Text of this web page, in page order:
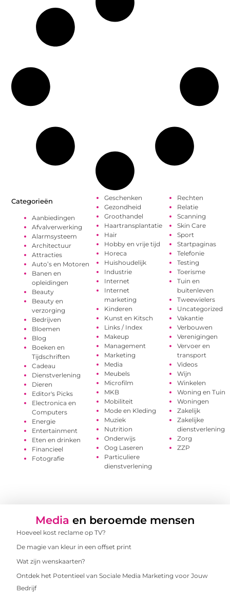
Categorieën
Aanbiedingen
Afvalverwerking
Alarmsysteem
Architectuur
Attracties
Auto’s en Motoren
Banen en
opleidingen
Beauty
Beauty en
verzorging
Bedrijven
Bloemen
Blog
Boeken en
Tijdschriften
Cadeau
Dienstverlening
Dieren
Editor's Picks
Electronica en
Computers
Energie
Entertainment
Eten en drinken
Financieel
Fotografie
Geschenken
Gezondheid
Groothandel
Haartransplantatie
Hair
Hobby en vrije tijd
Horeca
Huishoudelijk
Industrie
Internet
Internet
marketing
Kinderen
Kunst en Kitsch
Links / Index
Makeup
Management
Marketing
Media
Meubels
Microfilm
MKB
Mobiliteit
Mode en Kleding
Muziek
Nutrition
Onderwijs
Oog Laseren
Particuliere
dienstverlening
Rechten
Relatie
Scanning
Skin Care
Sport
Startpaginas
Telefonie
Testing
Toerisme
Tuin en
buitenleven
Tweewielers
Uncategorized
Vakantie
Verbouwen
Verenigingen
Vervoer en
transport
Videos
Wijn
Winkelen
Woning en Tuin
Woningen
Zakelijk
Zakelijke
dienstverlening
Zorg
ZZP
Media en beroemde mensen
Hoeveel kost reclame op TV?
De magie van kleur in een offset print
Wat zijn wenskaarten?
Ontdek het Potentieel van Sociale Media Marketing voor Jouw
Bedrijf